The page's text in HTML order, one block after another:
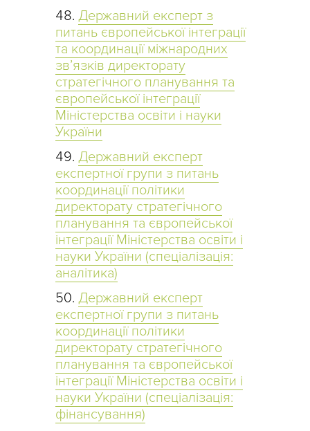
Державний експерт з
питань європейської інтеграції
та координації міжнародних
зв’язків директорату
стратегічного планування та
європейської інтеграції
Міністерства освіти і науки
України
Державний експерт
експертної групи з питань
координації політики
директорату стратегічного
планування та європейської
інтеграції Міністерства освіти і
науки України (спеціалізація:
аналітика)
Державний експерт
експертної групи з питань
координації політики
директорату стратегічного
планування та європейської
інтеграції Міністерства освіти і
науки України (спеціалізація:
фінансування)